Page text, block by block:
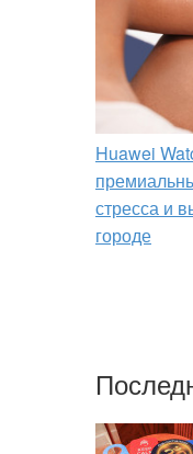
Huawei
стресса и
городе